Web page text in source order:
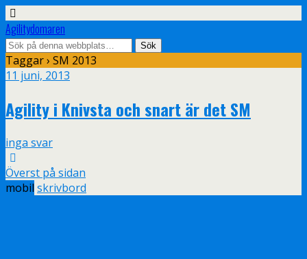
Agilitydomaren
Taggar › SM 2013
11 juni, 2013
Agility i Knivsta och snart är det SM
inga svar
Överst på sidan
mobil skrivbord